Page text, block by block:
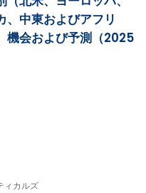
、中東およびアフリ
機会および予測（2025
ィカルズ